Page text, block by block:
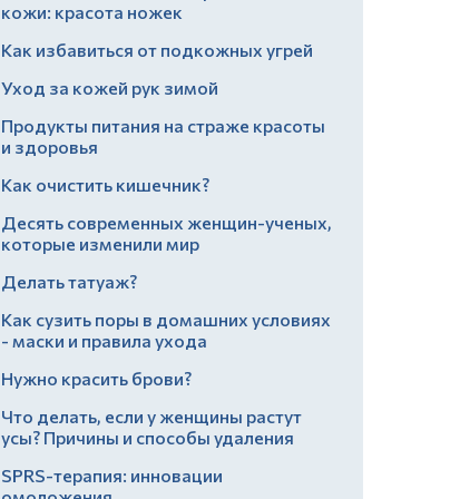
кожи: красота ножек
Как избавиться от подкожных угрей
Уход за кожей рук зимой
Продукты питания на страже красоты
и здоровья
Как очистить кишечник?
Десять современных женщин-ученых,
которые изменили мир
Делать татуаж?
Как сузить поры в домашних условиях
- маски и правила ухода
Нужно красить брови?
Что делать, если у женщины растут
усы? Причины и способы удаления
SPRS-терапия: инновации